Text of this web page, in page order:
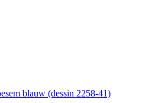
blauw (dessin 2258-41)